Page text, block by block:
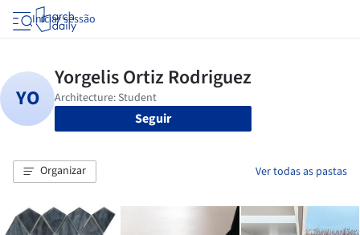
Iniciar sessão
Seguir
Organizar Ver todas as pastas